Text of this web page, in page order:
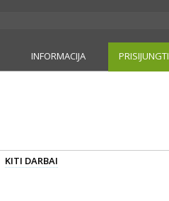
INFORMACIJA PRISIJUNGTI
KITI DARBAI